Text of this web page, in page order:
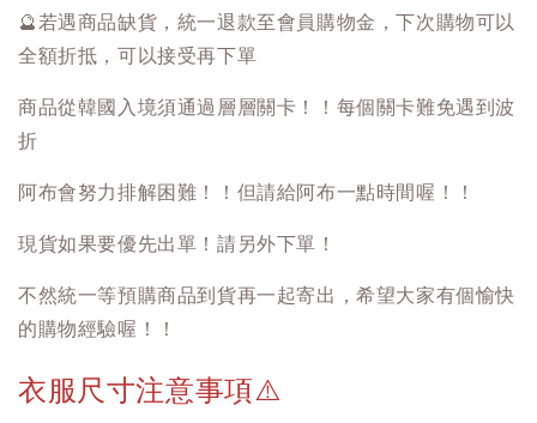
🔮 若遇商品缺貨，統一退款至會員購物金，下次購物可以
全額折抵，可以接受再下單
商品從韓國入境須通過層層關卡！！每個關卡難免遇到波
折
阿布會努力排解困難！！但請給阿布一點時間喔！！
現貨如果要優先出單！請另外下單！
不然統一等預購商品到貨再一起寄出，希望大家有個愉快
的購物經驗喔！！
衣服尺寸注意事項⚠️